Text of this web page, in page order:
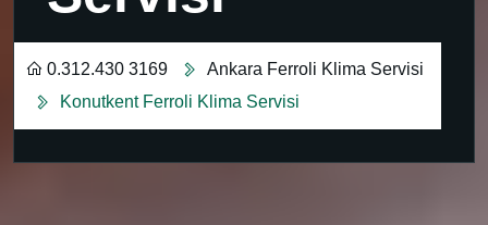
0.312.430 3169
Ankara Ferroli Klima Servisi
Konutkent Ferroli Klima Servisi